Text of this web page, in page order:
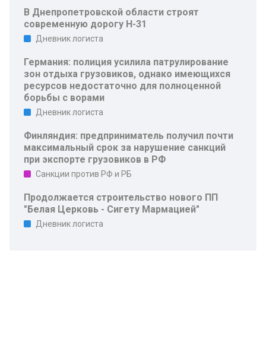
В Днепропетровской области строят
современную дорогу Н-31
Дневник логиста
Германия: полиция усилила патрулирование
зон отдыха грузовиков, однако имеющихся
ресурсов недостаточно для полноценной
борьбы с ворами
Дневник логиста
Финляндия: предприниматель получил почти
максимальный срок за нарушение санкций
при экспорте грузовиков в РФ
Санкции против РФ и РБ
Продолжается строительство нового ПП
"Белая Церковь - Сигету Мармацией"
Дневник логиста